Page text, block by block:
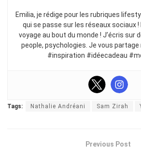
Emilia, je rédige pour les rubriques
qui se passe sur les réseaux sociaux
voyage au bout du monde ! J’écris sur
people, psychologies. Je vous
#inspiration #idéecadeau
Tags: Nathalie Andréani Sam Zirah
Previous Post